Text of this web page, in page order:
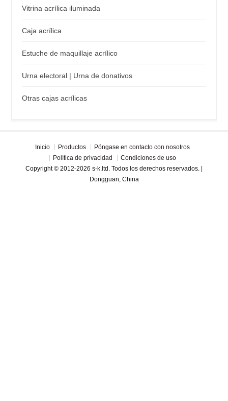
Vitrina acrílica iluminada
Caja acrílica
Estuche de maquillaje acrílico
Urna electoral | Urna de donativos
Otras cajas acrílicas
Inicio Productos
Póngase en contacto con nosotros
Política de privacidad
Condiciones de uso
Copyright © 2012-2026 s-k.ltd. Todos los derechos reservados. |
Dongguan, China